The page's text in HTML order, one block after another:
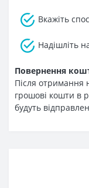
Вкажіть
Надішліть
Повернення
Після отримання
грошові кошти в
будуть